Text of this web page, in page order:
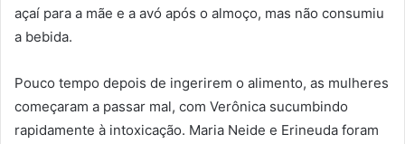
açaí para a mãe e a avó após o almoço, mas não consumiu
a bebida.
Pouco tempo depois de ingerirem o alimento, as mulheres
começaram a passar mal, com Verônica sucumbindo
rapidamente à intoxicação. Maria Neide e Erineuda foram